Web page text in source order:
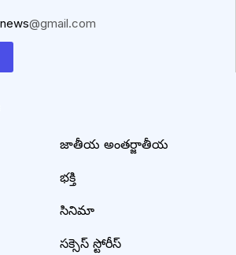
@gmail.com
జాతీయ అంతర్జాతీయ
భక్తి
సినిమా
సక్సెస్ స్టోరీస్